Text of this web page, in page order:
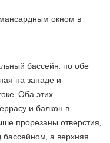
бассейн, по обе
на западе и
Оба этих
и балкон в
прорезаны отверстия,
а верхняя